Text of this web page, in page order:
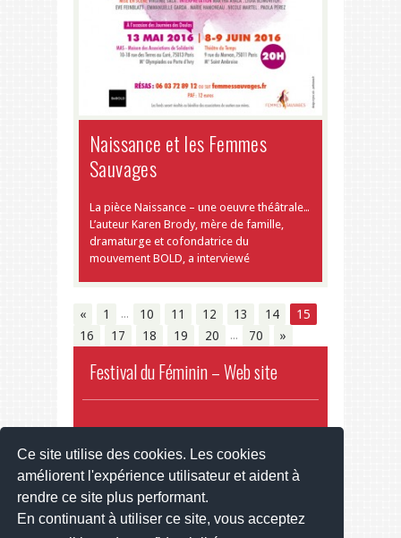
Ce site utilise des cookies. Les cookies
améliorent l'expérience utilisateur et aident à
rendre ce site plus performant.
En continuant à utiliser ce site, vous acceptez
Naissance et les Femmes
Sauvages
La pièce Naissance – une oeuvre théâtrale…
L’auteur Karen Brody, mère de famille,
dramaturge et cofondatrice du
mouvement BOLD, a interviewé
« 1 … 10 11 12 13 14
15
16
17 18 19 20 … 70 »
Festival du Féminin – Web site
Copyright © 2013 - 2022 - Design by
Jawtemplates.com| Adaptation welwel-
multimedia.com
Contact